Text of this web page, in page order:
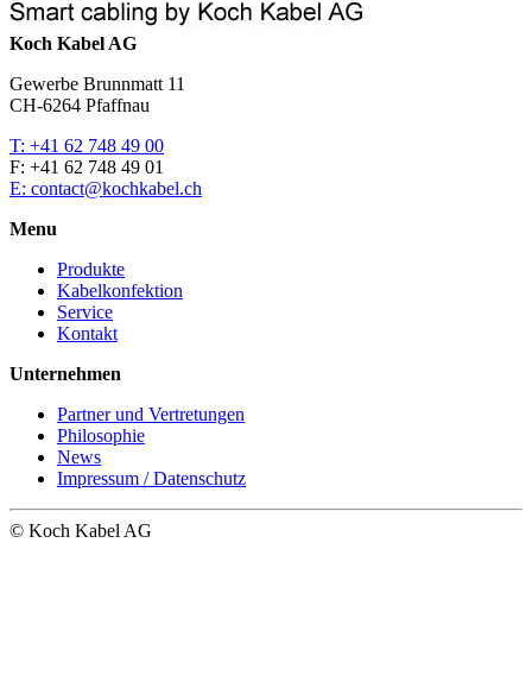
Koch Kabel AG
Gewerbe Brunnmatt 11
CH-6264 Pfaffnau
T: +41 62 748 49 00
F: +41 62 748 49 01
E: contact@kochkabel.ch
Menu
Produkte
Kabelkonfektion
Service
Kontakt
Unternehmen
Partner und Vertretungen
Philosophie
News
Impressum / Datenschutz
© Koch Kabel AG